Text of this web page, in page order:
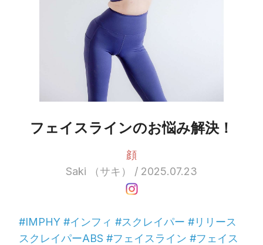
フェイスラインのお悩み解決！
顔
Saki （サキ） / 2025.07.23
#IMPHY #インフィ #スクレイパー #リリース
スクレイパーABS #フェイスライン #フェイス